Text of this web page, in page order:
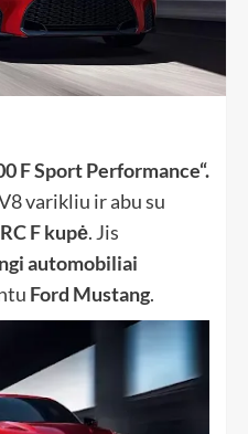
F Sport Performance“.
​​varikliu ir abu su
RC F kupė. Jis
automobiliai
Ford Mustang.